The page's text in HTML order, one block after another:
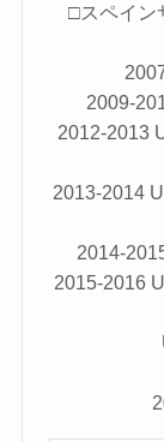
□スペイン
2009-
2012-2013
2013-2014
2014-
2015-2016